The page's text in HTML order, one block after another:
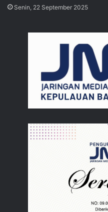
Senin, 22 September 2025